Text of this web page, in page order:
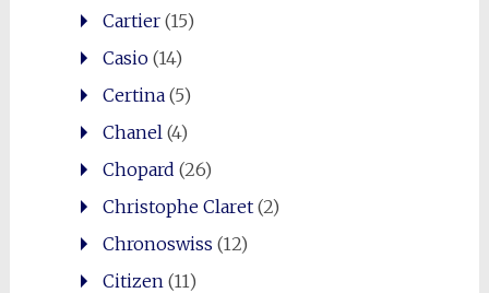
Cartier(15)
Casio(14)
Certina(5)
Chanel (4)
Chopard (26)
Christophe Claret(2)
Chronoswiss (12)
Citizen (11)